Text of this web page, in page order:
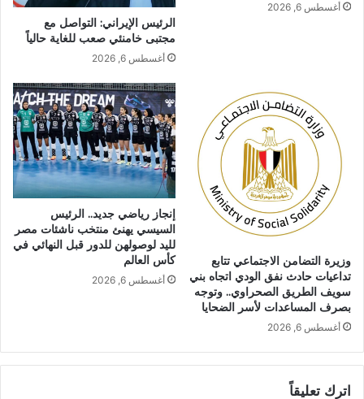
أغسطس 6, 2026
الرئيس الإيراني: التواصل مع
مجتبى خامنئي صعب للغاية حالياً
أغسطس 6, 2026
وزيرة التضامن الاجتماعي تتابع
تداعيات حادث نفق الودي اتجاه بني
سويف الطريق الصحراوي.. وتوجه
بصرف المساعدات لأسر الضحايا
أغسطس 6, 2026
إنجاز رياضي جديد.. الرئيس
السيسي يهنئ منتخب ناشئات مصر
لليد لوصولهن للدور قبل النهائي في
كأس العالم
أغسطس 6, 2026
اترك تعليقاً